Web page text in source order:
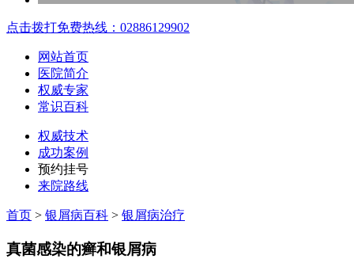
点击拨打免费热线：02886129902
网站首页
医院简介
权威专家
常识百科
权威技术
成功案例
预约挂号
来院路线
首页 > 银屑病百科 > 银屑病治疗
真菌感染的癣和银屑病